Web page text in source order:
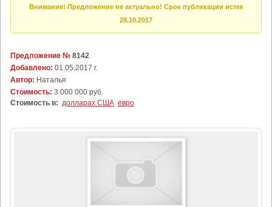
Внимание! Предложение не актуально! Срок публикации истек
28.10.2017
Предложение № 8142
Добавлено: 01.05.2017 г.
Автор: Наталья
Стоимость: 3 000 000 руб.
Стоимость в: долларах США евро